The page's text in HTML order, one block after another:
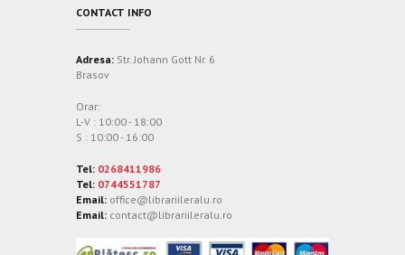
CONTACT INFO
Adresa: Str. Johann Gott Nr. 6
Brasov
Orar:
L-V : 10:00 - 18:00
S : 10:00 - 16:00
Tel: 0268411986
Tel: 0744551787
Email: office@librariileralu.ro
Email: contact@librariileralu.ro